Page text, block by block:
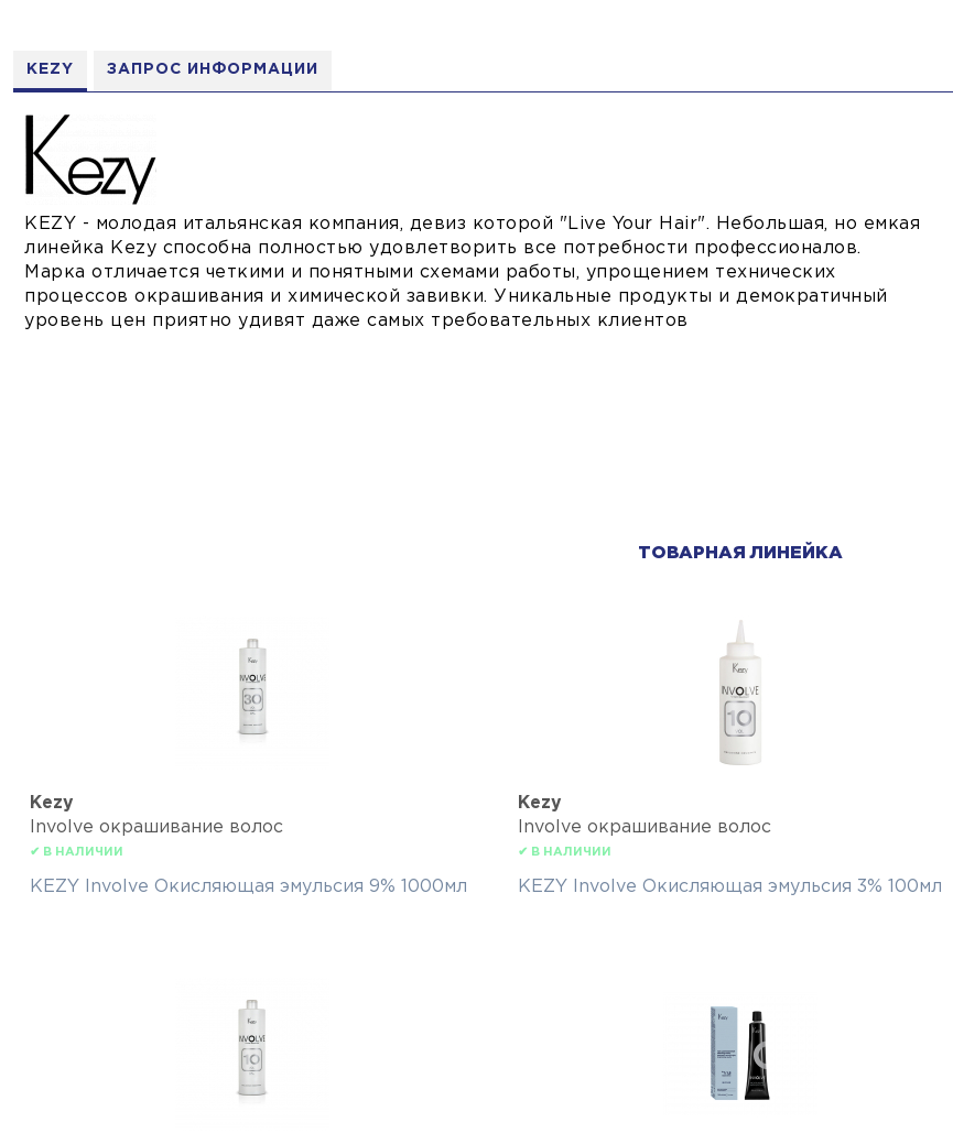
KEZY ЗАПРОС ИНФОРМАЦИИ
KEZY - молодая итальянская компания, девиз которой "Live Your Hair". Небольшая, но емкая
линейка Kezy способна полностью удовлетворить все потребности профессионалов.
Марка отличается четкими и понятными схемами работы, упрощением технических
процессов окрашивания и химической завивки. Уникальные продукты и демократичный
уровень цен приятно удивят даже самых требовательных клиентов
ТОВАРНАЯ ЛИНЕЙКА
Kezy
Involve окрашивание волос
✔ В НАЛИЧИИ
KEZY Involve Окисляющая эмульсия 9% 1000мл
Kezy
Involve окрашивание волос
✔ В НАЛИЧИИ
KEZY Involve Окисляющая эмульсия 3% 100мл